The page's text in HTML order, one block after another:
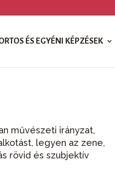
ÉS EGYÉNI KÉPZÉSEK
művészeti irányzat,
legyen az zene,
rövid és szubjektív